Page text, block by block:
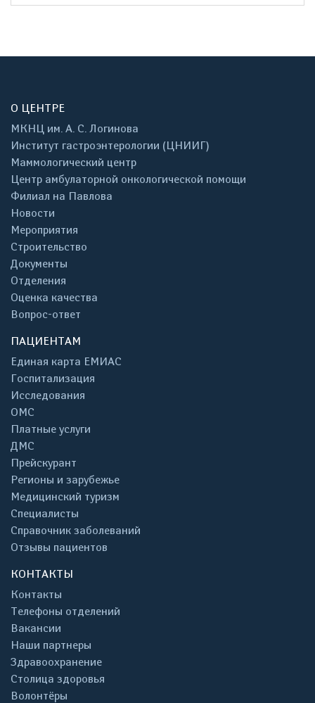
О ЦЕНТРЕ
МКНЦ им. А. С. Логинова
Институт гастроэнтерологии (ЦНИИГ)
Маммологический центр
Центр амбулаторной онкологической помощи
Филиал на Павлова
Новости
Мероприятия
Строительство
Документы
Отделения
Оценка качества
Вопрос-ответ
ПАЦИЕНТАМ
Единая карта ЕМИАС
Госпитализация
Исследования
ОМС
Платные услуги
ДМС
Прейскурант
Регионы и зарубежье
Медицинский туризм
Специалисты
Справочник заболеваний
Отзывы пациентов
КОНТАКТЫ
Контакты
Телефоны отделений
Вакансии
Наши партнеры
Здравоохранение
Столица здоровья
Волонтёры